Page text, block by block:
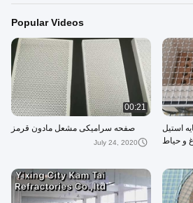
Popular Videos
استیل
و حیاط
00:21
صفحه سرامیکی مشعل مادون قرمز
July 24, 2020